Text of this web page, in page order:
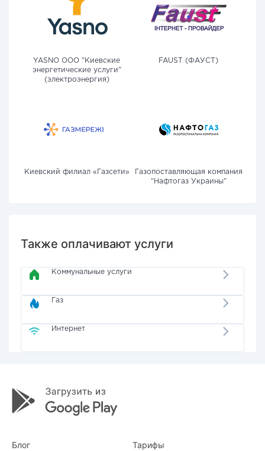
YASNO OOO "Киевские
энергетические услуги"
(электроэнергия)
FAUST (ФАУСТ)
Киевский филиал «Газсети»
Газопоставляющая компания
"Нафтогаз Украины"
Также оплачивают услуги
Коммунальные услуги
Газ
Интернет
Блог Тарифы